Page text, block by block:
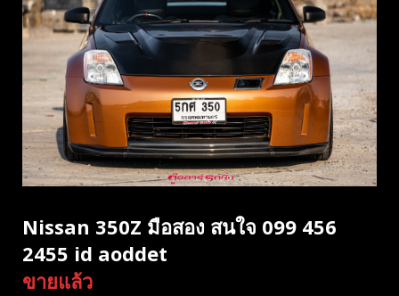
Nissan 350Z มือสอง สนใจ 099 456
2455 id aoddet
ขายแล้ว